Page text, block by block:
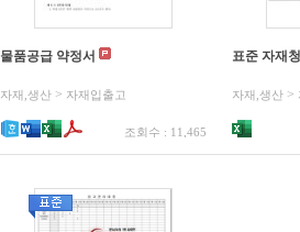
물품공급 약정서
자재,생산> 자재입출고
조회수 : 11,465
표준 자재
자재,생산>